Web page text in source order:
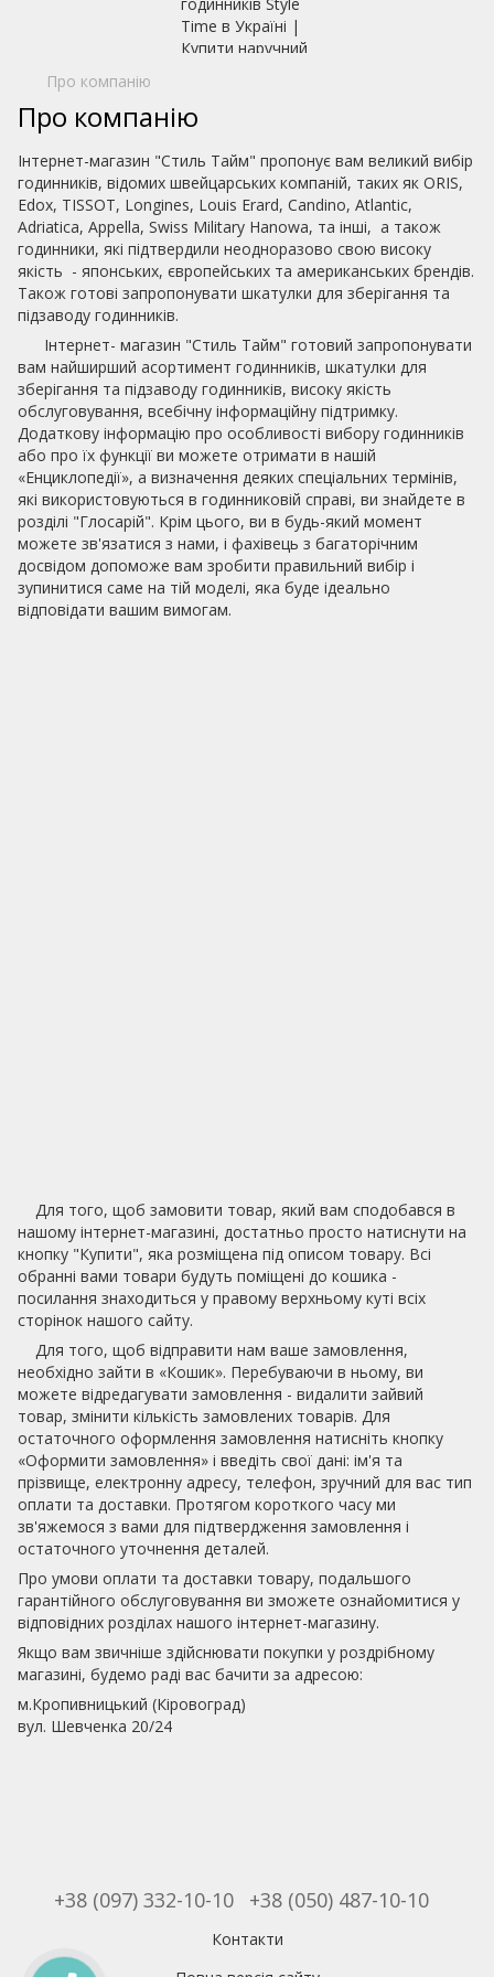
Про компанію
Про компанію
Інтернет-магазин "Стиль Тайм" пропонує вам великий вибір
годинників, відомих швейцарських компаній, таких як ORIS,
Edox, TISSOT, Longines, Louis Erard, Candino, Atlantic,
Adriatica, Appella, Swiss Military Hanowa, та інші, а також
годинники, які підтвердили неодноразово свою високу
якість - японських, європейських та американських брендів.
Також готові запропонувати шкатулки для зберігання та
підзаводу годинників.
Інтернет- магазин "Стиль Тайм" готовий запропонувати
вам найширший асортимент годинників, шкатулки для
зберігання та підзаводу годинників, високу якість
обслуговування, всебічну інформаційну підтримку.
Додаткову інформацію про особливості вибору годинників
або про їх функції ви можете отримати в нашій
«Енциклопедії», а визначення деяких спеціальних термінів,
які використовуються в годинниковій справі, ви знайдете в
розділі "Глосарій". Крім цього, ви в будь-який момент
можете зв'язатися з нами, і фахівець з багаторічним
досвідом допоможе вам зробити правильний вибір і
зупинитися саме на тій моделі, яка буде ідеально
відповідати вашим вимогам.
Для того, щоб замовити товар, який вам сподобався в
нашому інтернет-магазині, достатньо просто натиснути на
кнопку "Купити", яка розміщена під описом товару. Всі
обранні вами товари будуть поміщені до кошика -
посилання знаходиться у правому верхньому куті всіх
сторінок нашого сайту.
Для того, щоб відправити нам ваше замовлення,
необхідно зайти в «Кошик». Перебуваючи в ньому, ви
можете відредагувати замовлення - видалити зайвий
товар, змінити кількість замовлених товарів. Для
остаточного оформлення замовлення натисніть кнопку
«Оформити замовлення» і введіть свої дані: ім'я та
прізвище, електронну адресу, телефон, зручний для вас тип
оплати та доставки. Протягом короткого часу ми
зв'яжемося з вами для підтвердження замовлення і
остаточного уточнення деталей.
Про умови оплати та доставки товару, подальшого
гарантійного обслуговування ви зможете ознайомитися у
відповідних розділах нашого інтернет-магазину.
Якщо вам звичніше здійснювати покупки у роздрібному
магазині, будемо раді вас бачити за адресою:
м.Кропивницький (Кіровоград)
вул. Шевченка 20/24
+38 (097) 332-10-10 +38 (050) 487-10-10
Контакти